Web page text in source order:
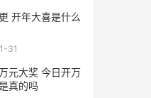
开年大喜是什么
31
元大奖 今日开万
真的吗